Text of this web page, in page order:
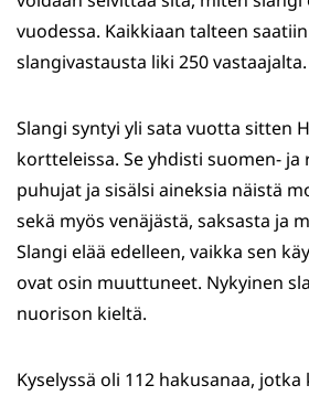
vuodessa. Kaikkiaan talteen
slangivastausta liki 250 vastaajalta.
Slangi syntyi yli sata vuotta sitten
kortteleissa. Se yhdisti suomen-
puhujat ja sisälsi aineksia näistä
sekä myös venäjästä, saksasta ja
Slangi elää edelleen, vaikka sen
ovat osin muuttuneet. Nykyinen
nuorison kieltä.
Kyselyssä oli 112 hakusanaa,